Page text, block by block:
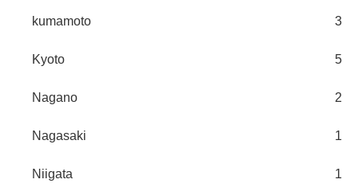
kumamoto 3
Kyoto 5
Nagano 2
Nagasaki 1
Niigata 1